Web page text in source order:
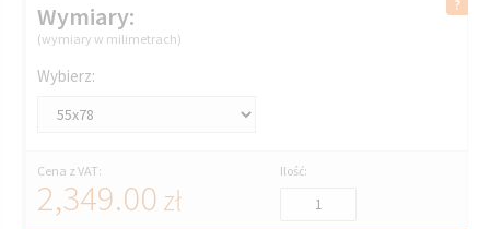
Wymiary:
(wymiary w milimetrach)
Wybierz:
Cena z VAT:
2,349.00 zł
Ilość: